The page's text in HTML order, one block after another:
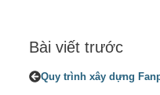
Bài viết trước